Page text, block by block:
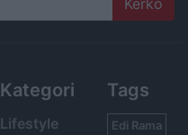
Kategori
Lifestyle
Tags
Edi Rama